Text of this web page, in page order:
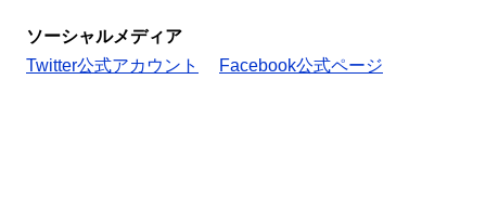
ソーシャルメディア
Twitter公式アカウント
Facebook公式ページ